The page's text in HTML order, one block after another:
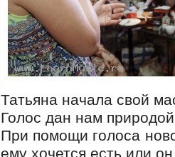
Татьяна начала свой
Голос дан нам
При помощи голоса
ему хочется есть или